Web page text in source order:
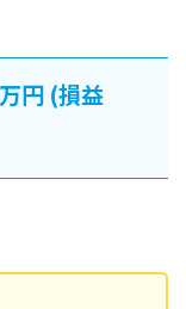
円 (損益